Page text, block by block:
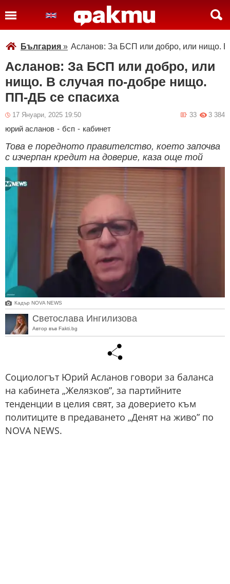
България » Асланов: За БСП или добро, или нищо.
Асланов: За БСП или добро, или
нищо. В случая по-добре нищо.
ПП-ДБ се спасиха
17 Януари, 2025 19:50 3 384
33
юрий асланов - бсп - кабинет
Това е поредното правителство, което започва
с изчерпан кредит на доверие, каза още той
Кадър NOVA NEWS
Светослава Ингилизова
Автор във Fakti.bg
Социологът Юрий Асланов говори за баланса
на кабинета „Желязков”, за партийните
тенденции в целия свят, за доверието към
политиците в предаването „Денят на живо” по
NOVA NEWS.